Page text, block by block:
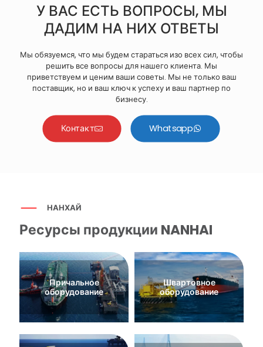
У ВАС ЕСТЬ ВОПРОСЫ, МЫ
ДАДИМ НА НИХ ОТВЕТЫ
Мы обязуемся, что мы будем стараться изо всех сил, чтобы
решить все вопросы для нашего клиента. Мы
приветствуем и ценим ваши советы. Мы не только ваш
поставщик, но и ваш ключ к успеху и ваш партнер по
бизнесу.
Контакт Whatsapp
НАНХАЙ
Ресурсы продукции NANHAI
Причальное
оборудование
Швартовное
оборудование